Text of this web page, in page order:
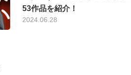
53作品を紹介！
2024.06.28